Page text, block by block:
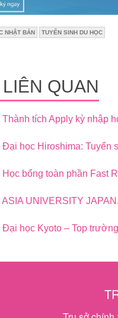
NHẬT BẢN TUYỂN SINH DU HỌC
QUAN
Thành tích Apply kỳ nhập
Đại học Hiroshima: Tuyển
Học bổng toàn phần Fast
ASIA UNIVERSITY
Đại học Kyoto – Top